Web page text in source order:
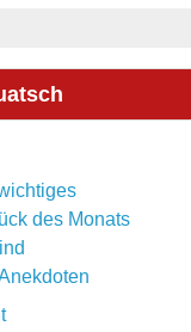
des Monats